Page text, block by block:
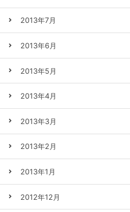
2013年7月
2013年6月
2013年5月
2013年4月
2013年3月
2013年2月
2013年1月
2012年12月